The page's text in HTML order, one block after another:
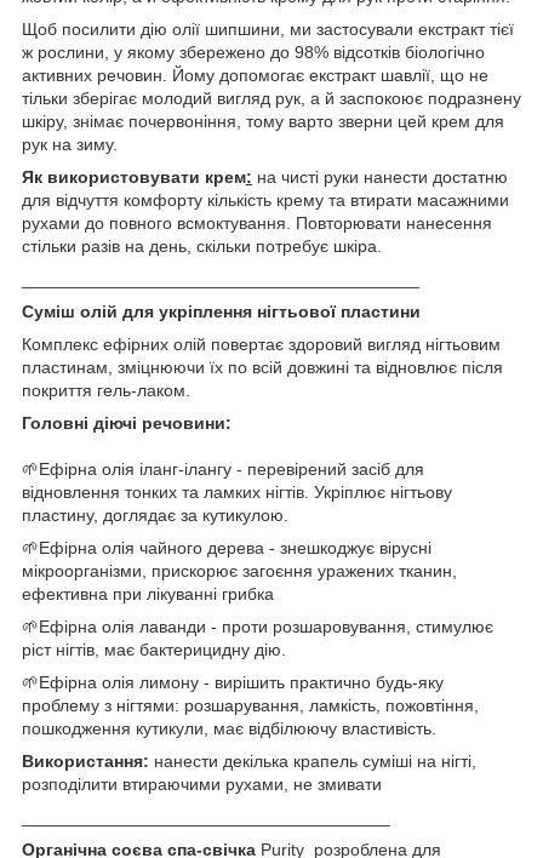
Щоб посилити дію олії шипшини, ми застосували екстракт тієї
ж рослини, у якому збережено до 98% відсотків біологічно
активних речовин. Йому допомогає екстракт шавлії, що не
тільки зберігає молодий вигляд рук, а й заспокоює подразнену
шкіру, знімає почервоніння, тому варто зверни цей крем для
рук на зиму.
Як використовувати крем: на чисті руки нанести достатню
для відчуття комфорту кількість крему та втирати масажними
рухами до повного всмоктування. Повторювати нанесення
стільки разів на день, скільки потребує шкіра.
Суміш олій для укріплення нігтьової пластини
Комплекс ефірних олій повертає здоровий вигляд нігтьовим
пластинам, зміцнюючи їх по всій довжині та відновлює після
покриття гель-лаком.
Головні діючі речовини:
🌱Ефірна олія іланг-ілангу - перевірений засіб для
відновлення тонких та ламких нігтів. Укріплює нігтьову
пластину, доглядає за кутикулою.
🌱Ефірна олія чайного дерева - знешкоджує вірусні
мікроорганізми, прискорює загоєння уражених тканин,
ефективна при лікуванні грибка
🌱Ефірна олія лаванди - проти розшаровування, стимулює
ріст нігтів, має бактерицидну дію.
🌱Ефірна олія лимону - вирішить практично будь-яку
проблему з нігтями: розшарування, ламкість, пожовтіння,
пошкодження кутикули, має відбілюючу властивість.
Використання: нанести декілька крапель суміші на нігті,
розподілити втираючими рухами, не змивати
Органічна соєва спа-свічка Purity розроблена для